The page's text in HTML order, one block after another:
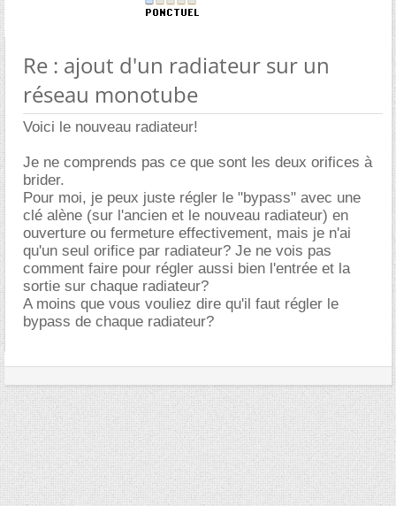
Re : ajout d'un radiateur sur un
réseau monotube
Voici le nouveau radiateur!
Je ne comprends pas ce que sont les deux orifices à
brider.
Pour moi, je peux juste régler le "bypass" avec une
clé alène (sur l'ancien et le nouveau radiateur) en
ouverture ou fermeture effectivement, mais je n'ai
qu'un seul orifice par radiateur? Je ne vois pas
comment faire pour régler aussi bien l'entrée et la
sortie sur chaque radiateur?
A moins que vous vouliez dire qu'il faut régler le
bypass de chaque radiateur?